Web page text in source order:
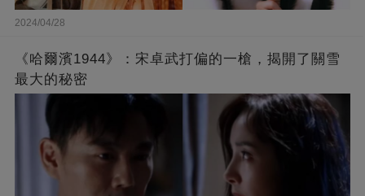
2024/04/28
《哈爾濱1944》：宋卓武打偏的一槍，揭開了關雪
最大的秘密